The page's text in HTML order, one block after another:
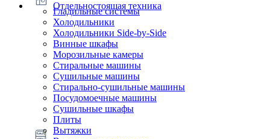
Отдельностоящая техника
Гладильные системы
Холодильники
Холодильники Side-by-Side
Винные шкафы
Морозильные камеры
Стиральные машины
Сушильные машины
Стирально-сушильные машины
Посудомоечные машины
Сушильные шкафы
Плиты
Вытяжки